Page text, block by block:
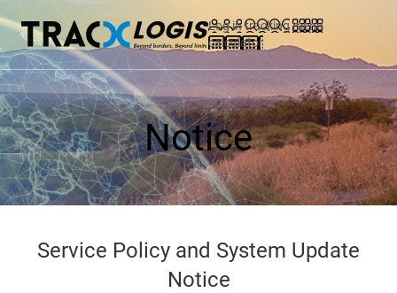
Log in tracking menu
calculator
Notice
Service Policy and System Update
Notice